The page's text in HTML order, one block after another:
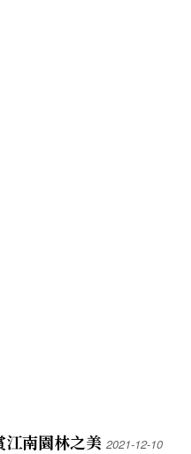
地方豐厚的海洋文化
稀兩棲爬蟲、化石、
劇毒的海蛇，也有受
博物院與國立海洋科
多種多樣。當時畫家
錯圖〉第四冊的生物
南園林之美 2021-12-10